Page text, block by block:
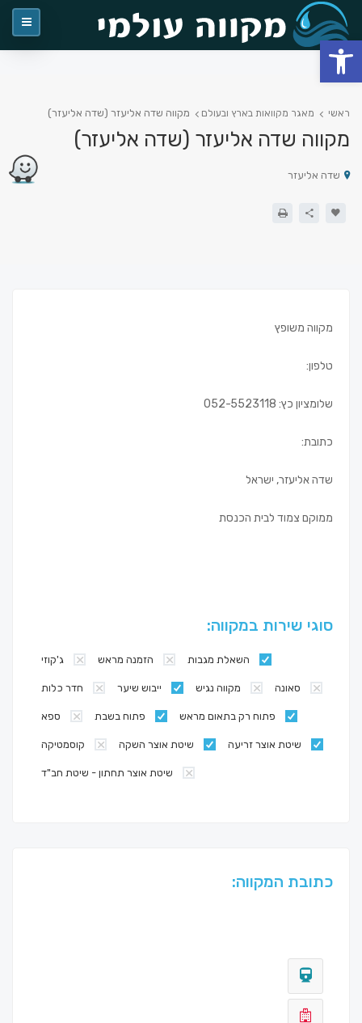
ראשי מאגר מקוואות בארץ ובעולם מקווה שדה אליעזר (שדה אליעזר)
מקווה שדה אליעזר (שדה אליעזר)
שדה אליעזר
מקווה משופץ
טלפון:
שלומציון כץ: 052-5523118
כתובת:
שדה אליעזר, ישראל
ממוקם צמוד לבית הכנסת
סוגי שירות במקווה:
ג'קוזי הזמנה מראש השאלת מגבות
חדר כלות ייבוש שיער מקווה נגיש סאונה
ספא פתוח בשבת פתוח רק בתאום מראש
קוסמטיקה שיטת אוצר השקה שיטת אוצר זריעה
שיטת אוצר תחתון - שיטת חב"ד
כתובת המקווה:
פתח סרגל נגישות